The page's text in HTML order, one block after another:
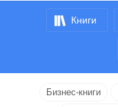
Книги
Бизнес-книги